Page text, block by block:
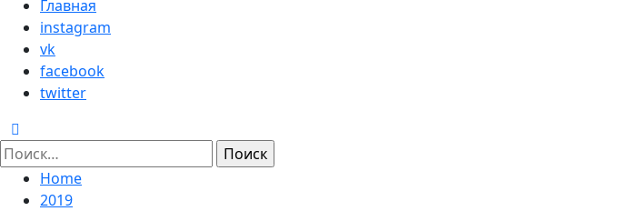
Главная
instagram
vk
facebook
twitter
Найти:
Home
2019